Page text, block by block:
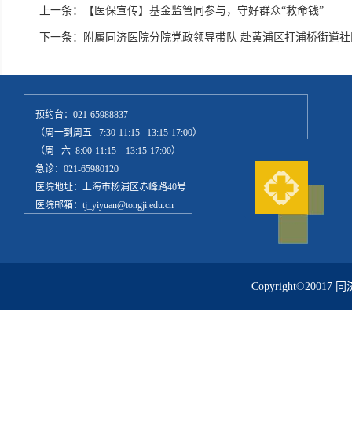
上一条： 【医保宣传】基金监管同参与，守好群众“救命钱”
下一条： 附属同济医院分院党政领导带队 赴黄浦区打浦桥街道
预约台：021-65988837
（周一到周五 7:30-11:15 13:15-17:00）
（周 六 8:00-11:15 13:15-17:00）
急诊：021-65980120
医院地址：上海市杨浦区赤峰路40号
医院邮箱：tj_yiyuan@tongji.edu.cn
Copyright©20017 同